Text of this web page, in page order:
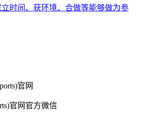
立时间、获环境、合做等能够做为参
官网官方微信